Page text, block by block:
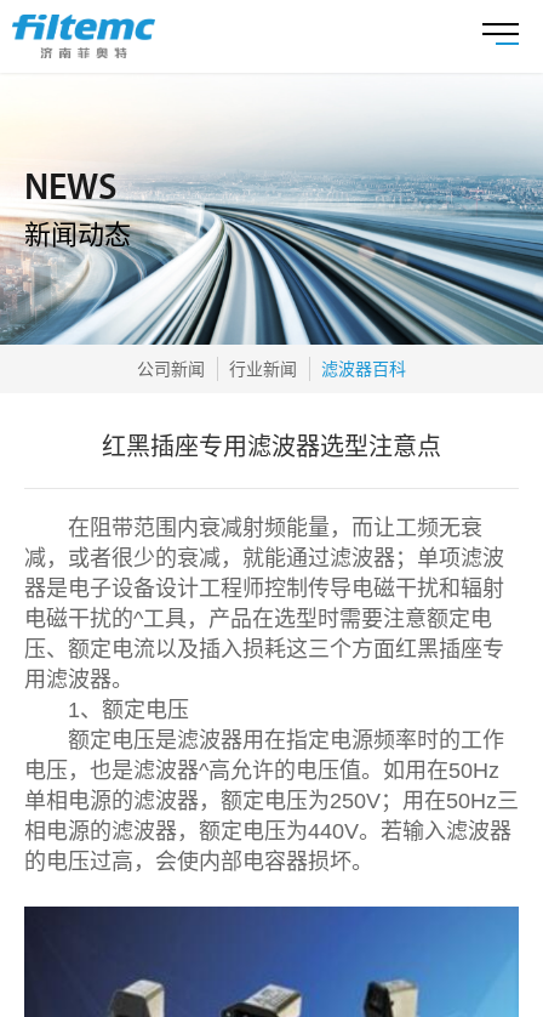
NEWS
新闻动态
公司新闻 行业新闻 滤波器百科
红黑插座专用滤波器选型注意点
在阻带范围内衰减射频能量，而让工频无衰
减，或者很少的衰减，就能通过滤波器；单项滤波
器是电子设备设计工程师控制传导电磁干扰和辐射
电磁干扰的^工具，产品在选型时需要注意额定电
压、额定电流以及插入损耗这三个方面红黑插座专
用滤波器。
1、额定电压
额定电压是滤波器用在指定电源频率时的工作
电压，也是滤波器^高允许的电压值。如用在50Hz
单相电源的滤波器，额定电压为250V；用在50Hz三
相电源的滤波器，额定电压为440V。若输入滤波器
的电压过高，会使内部电容器损坏。